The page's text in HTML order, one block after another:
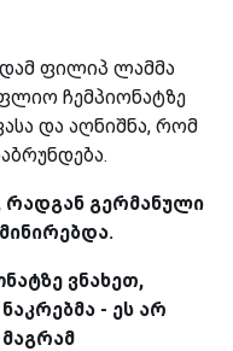
ფილიპ ლამმა
ჩემპიონატზე
და აღნიშნა, რომ
რადგან გერმანული
ვნახეთ,
- ეს არ